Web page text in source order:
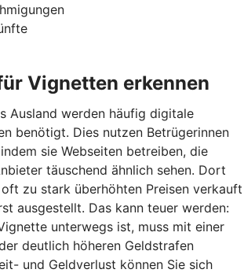
Vignetten erkennen
Ausland werden häufig digitale
benötigt. Dies nutzen Betrügerinnen
sie Webseiten betreiben, die
täuschend ähnlich sehen. Dort
zu stark überhöhten Preisen verkauft
ausgestellt. Das kann teuer werden:
unterwegs ist, muss mit einer
deutlich höheren Geldstrafen
und Geldverlust können Sie sich